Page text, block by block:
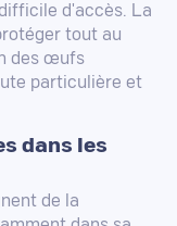
d'accès. La
tout au
des œufs
particulière et
dans les
de la